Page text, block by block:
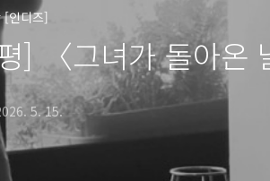
인디즈]
] 〈그녀가 돌아온
5. 15.